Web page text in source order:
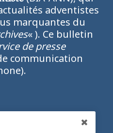
adventistes
marquantes du
« ). Ce bulletin
de presse
communication